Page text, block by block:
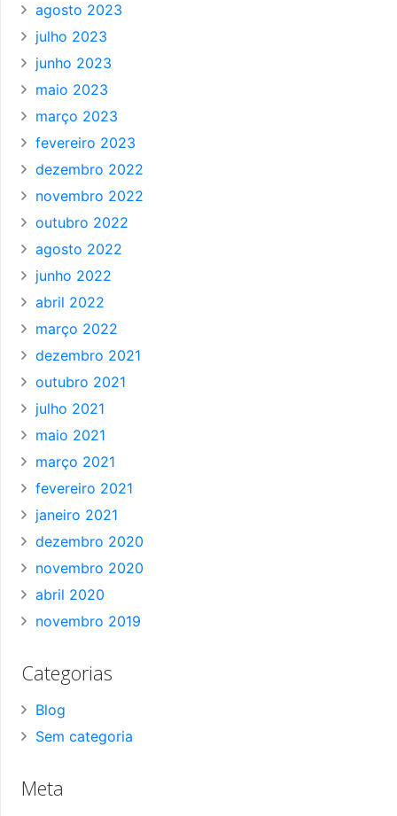
agosto 2023
julho 2023
junho 2023
maio 2023
março 2023
fevereiro 2023
dezembro 2022
novembro 2022
outubro 2022
agosto 2022
junho 2022
abril 2022
março 2022
dezembro 2021
outubro 2021
julho 2021
maio 2021
março 2021
fevereiro 2021
janeiro 2021
dezembro 2020
novembro 2020
abril 2020
novembro 2019
Categorias
Blog
Sem categoria
Meta